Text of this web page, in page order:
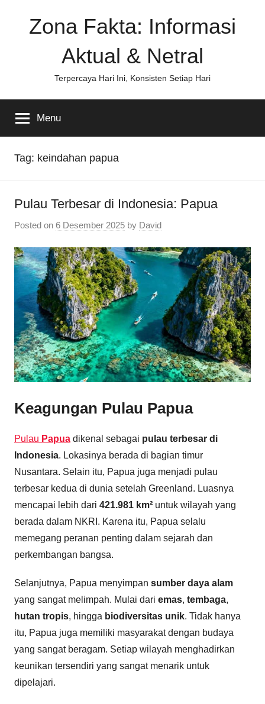
Zona Fakta: Informasi
Aktual & Netral
Terpercaya Hari Ini, Konsisten Setiap Hari
Menu
Tag: keindahan papua
Pulau Terbesar di Indonesia: Papua
Posted on 6 Desember 2025 by David
Keagungan Pulau Papua
Pulau Papua dikenal sebagai pulau terbesar di
Indonesia. Lokasinya berada di bagian timur
Nusantara. Selain itu, Papua juga menjadi pulau
terbesar kedua di dunia setelah Greenland. Luasnya
mencapai lebih dari 421.981 km² untuk wilayah yang
berada dalam NKRI. Karena itu, Papua selalu
memegang peranan penting dalam sejarah dan
perkembangan bangsa.
Selanjutnya, Papua menyimpan sumber daya alam
yang sangat melimpah. Mulai dari emas, tembaga,
hutan tropis, hingga biodiversitas unik. Tidak hanya
itu, Papua juga memiliki masyarakat dengan budaya
yang sangat beragam. Setiap wilayah menghadirkan
keunikan tersendiri yang sangat menarik untuk
dipelajari.